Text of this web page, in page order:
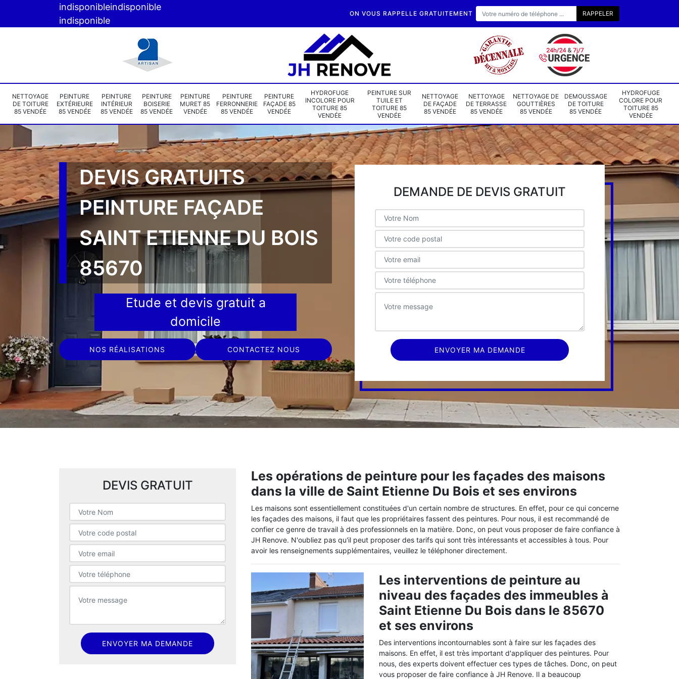
indisponibleindisponible
indisponible
ON VOUS RAPPELLE GRATUITEMENT
NETTOYAGE
DE TOITURE
85 VENDÉE
PEINTURE
EXTÉRIEURE
85 VENDÉE
PEINTURE
INTÉRIEUR
85 VENDÉE
PEINTURE
BOISERIE
85 VENDÉE
PEINTURE
MURET 85
VENDÉE
PEINTURE
FERRONNERIE
85 VENDÉE
PEINTURE
FAÇADE 85
VENDÉE
HYDROFUGE
INCOLORE POUR
TOITURE 85
VENDÉE
PEINTURE SUR
TUILE ET
TOITURE 85
VENDÉE
NETTOYAGE
DE FAÇADE
85 VENDÉE
NETTOYAGE
DE TERRASSE
85 VENDÉE
NETTOYAGE DE
GOUTTIÈRES
85 VENDÉE
DEMOUSSAGE
DE TOITURE
85 VENDÉE
HYDROFUGE
COLORE POUR
TOITURE 85
VENDÉE
DEVIS GRATUITS
PEINTURE FAÇADE
SAINT ETIENNE DU BOIS
85670
Etude et devis gratuit a
domicile
NOS RÉALISATIONS CONTACTEZ NOUS
DEMANDE DE DEVIS GRATUIT
DEVIS GRATUIT
Les opérations de peinture pour les façades des maisons
dans la ville de Saint Etienne Du Bois et ses environs
Les maisons sont essentiellement constituées d'un certain nombre de structures. En effet, pour ce qui concerne
les façades des maisons, il faut que les propriétaires fassent des peintures. Pour nous, il est recommandé de
confier ce genre de travail à des professionnels en la matière. Donc, on peut vous proposer de faire confiance à
JH Renove. N'oubliez pas qu'il peut proposer des tarifs qui sont très intéressants et accessibles à tous. Pour
avoir les renseignements supplémentaires, veuillez le téléphoner directement.
Les interventions de peinture au
niveau des façades des immeubles à
Saint Etienne Du Bois dans le 85670
et ses environs
Des interventions incontournables sont à faire sur les façades des
maisons. En effet, il est très important d'appliquer des peintures. Pour
nous, des experts doivent effectuer ces types de tâches. Donc, on peut
vous proposer de faire confiance à JH Renove. Il a beaucoup